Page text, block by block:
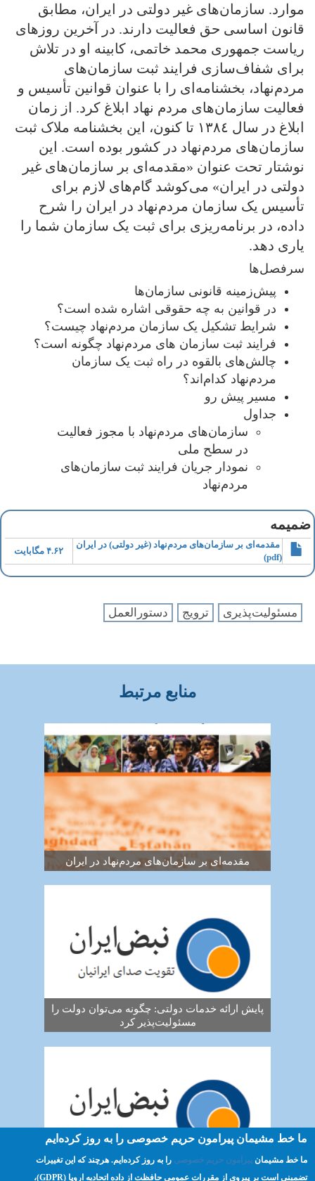
موارد. سازمان‌های غیر دولتی در ایران، مطابق
قانون اساسی حق فعالیت دارند. در آخرین روزهای
ریاست جمهوری محمد خاتمی، کابینه او در تلاش
برای شفاف‌سازی فرایند ثبت سازمان‌های
مردم‌نهاد، بخشنامه‌ای را با عنوان قوانین تأسیس و
فعالیت سازمان‌های مردم نهاد ابلاغ کرد. از زمان
ابلاغ در سال ١٣٨٤ تا کنون، این بخشنامه ملاک ثبت
سازمان‌های مردم‌نهاد در کشور بوده است. این
نوشتار تحت عنوان «مقدمه‌ای بر سازمان‌های غیر
دولتی در ایران» می‌کوشد گام‌های لازم برای
تأسیس یک سازمان مردم‌نهاد در ایران را شرح
داده، در برنامه‌ریزی برای ثبت یک سازمان شما را
یاری دهد.
سرفصل‌ها
پیش‌زمینه قانونی سازمان‌ها
در قوانین به چه حقوقی اشاره شده است؟
شرایط تشکیل یک سازمان مردم‌نهاد چیست؟
فرایند ثبت سازمان های مردم‌نهاد چگونه است؟
چالش‌های بالقوه در راه ثبت یک سازمان
مردم‌نهاد کدام‌اند؟
مسیر پیش رو
جداول
سازمان‌های مردم‌نهاد با مجوز فعالیت
در سطح ملی
نمودار جریان فرایند ثبت سازمان‌های
مردم‌نهاد
ضمیمه
مقدمه‌ای بر سازمان‌های مردم‌نهاد (غیر دولتی) در ایران
(pdf)
۴.۶۲ مگابایت
مسئولیت‌پذیری ترویج دستورالعمل
منابع مرتبط
مقدمه‌ای بر سازمان‌های مردم‌نهاد در ایران
پایش ارائه خدمات دولتی: چگونه می‌توان دولت را
مسئولیت‌پذیر کرد
پیش‌درآمدی بر اختیارات و مسئولیت‌های نماینده
ما خط مشیمان پیرامون حریم خصوصی را به روز کرده‌ایم
ما خط مشیمانپیرامون حریم خصوصی را به روز کرده‌ایم. هرچند که این تغییرات
تضمینی است بر پیروی از مقررات عمومی حافظت از داده اتحادیه اروپا (GDPR)،‌